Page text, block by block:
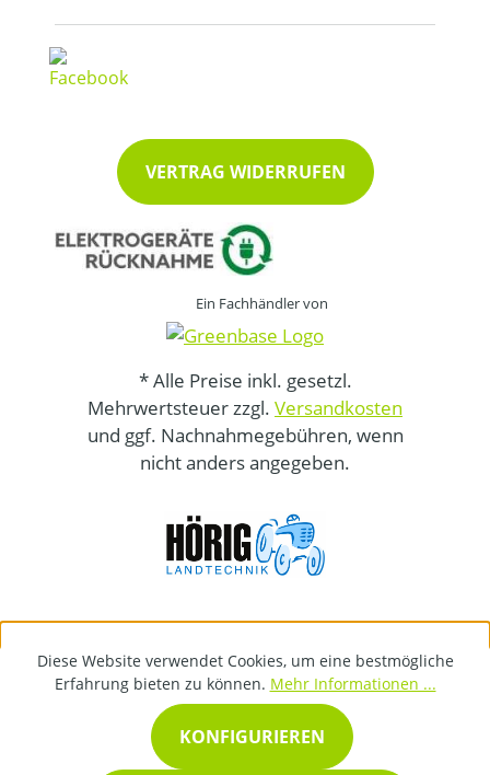
VERTRAG WIDERRUFEN
Ein Fachhändler von
* Alle Preise inkl. gesetzl.
Mehrwertsteuer zzgl. Versandkosten
und ggf. Nachnahmegebühren, wenn
nicht anders angegeben.
Diese Website verwendet Cookies, um eine bestmögliche
Erfahrung bieten zu können. Mehr Informationen ...
KONFIGURIEREN